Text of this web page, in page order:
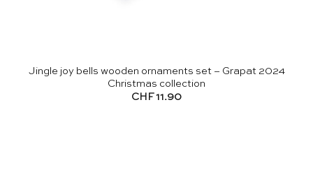
Jingle joy bells wooden ornaments set – Grapat 2024
Christmas collection
CHF 11.90